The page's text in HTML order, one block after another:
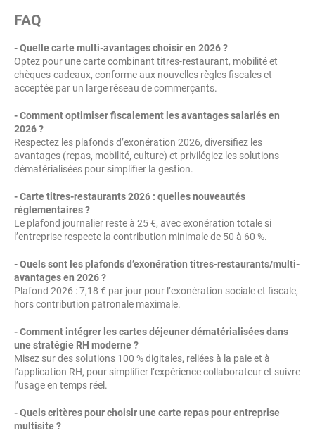
FAQ
- Quelle carte multi-avantages choisir en 2026 ?
Optez pour une carte combinant titres-restaurant, mobilité et
chèques-cadeaux, conforme aux nouvelles règles fiscales et
acceptée par un large réseau de commerçants.
- Comment optimiser fiscalement les avantages salariés en
2026 ?
Respectez les plafonds d’exonération 2026, diversifiez les
avantages (repas, mobilité, culture) et privilégiez les solutions
dématérialisées pour simplifier la gestion.
- Carte titres-restaurants2026 : quelles nouveautés
réglementaires ?
Le plafond journalier reste à 25 €, avec exonération totale si
l’entreprise respecte la contribution minimale de 50 à 60 %.
- Quels sont les plafonds d’exonération titres-restaurants/multi-
avantages en 2026?
Plafond 2026 : 7,18 € par jour pour l’exonération sociale et fiscale,
hors contribution patronale maximale.
- Comment intégrer les cartes déjeuner dématérialisées dans
une stratégie RH moderne ?
Misez sur des solutions 100 % digitales, reliées à la paie et à
l’application RH, pour simplifier l’expérience collaborateur et suivre
l’usage en temps réel.
- Quels critères pour choisir une carte repas pour entreprise
multisite ?